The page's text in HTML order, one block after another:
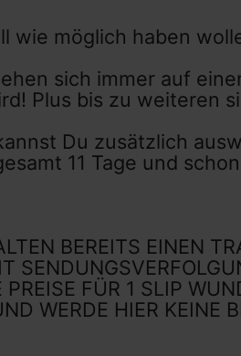
wie möglich haben
sich immer auf
Plus bis zu weiteren
Du zusätzlich
11 Tage und
BEREITS EINEN
FÜR 1 SLIP
WERDE HIER KEINE